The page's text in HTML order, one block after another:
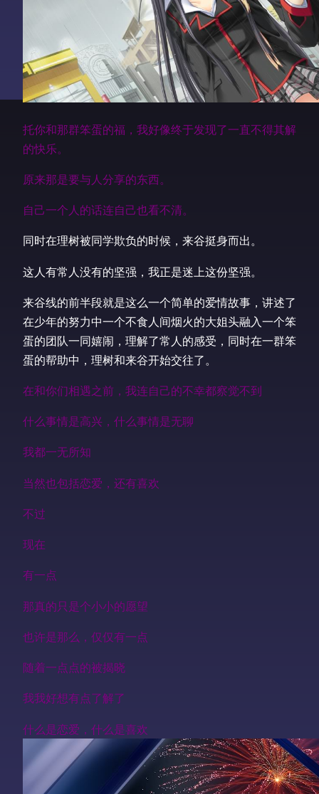
托你和那群笨蛋的福，我好像终于发现了一直不得其解
的快乐。
原来那是要与人分享的东西。
自己一个人的话连自己也看不清。
同时在理树被同学欺负的时候，来谷挺身而出。
这人有常人没有的坚强，我正是迷上这份坚强。
来谷线的前半段就是这么一个简单的爱情故事，讲述了
在少年的努力中一个不食人间烟火的大姐头融入一个笨
蛋的团队一同嬉闹，理解了常人的感受，同时在一群笨
蛋的帮助中，理树和来谷开始交往了。
在和你们相遇之前，我连自己的不幸都察觉不到
什么事情是高兴，什么事情是无聊
我都一无所知
当然也包括恋爱，还有喜欢
不过
现在
有一点
那真的只是个小小的愿望
也许是那么，仅仅有一点
随着一点点的被揭晓
我我好想有点了解了
什么是恋爱，什么是喜欢